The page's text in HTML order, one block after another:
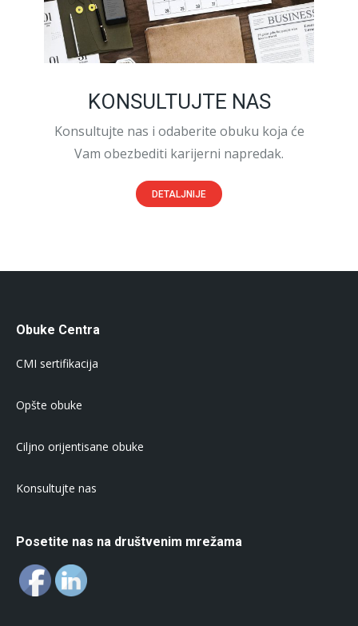
KONSULTUJTE NAS
Konsultujte nas i odaberite obuku koja će
Vam obezbediti karijerni napredak.
DETALJNIJE
Obuke Centra
CMI sertifikacija
Opšte obuke
Ciljno orijentisane obuke
Konsultujte nas
Posetite nas na društvenim mrežama